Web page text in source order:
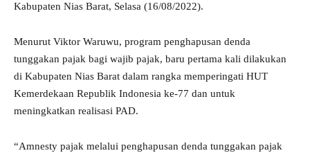
Kabupaten Nias Barat, Selasa (16/08/2022).
Menurut Viktor Waruwu, program penghapusan denda
tunggakan pajak bagi wajib pajak, baru pertama kali dilakukan
di Kabupaten Nias Barat dalam rangka memperingati HUT
Kemerdekaan Republik Indonesia ke-77 dan untuk
meningkatkan realisasi PAD.
“Amnesty pajak melalui penghapusan denda tunggakan pajak